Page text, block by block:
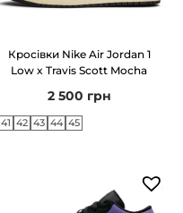
Кросівки Nike Air Jordan 1
Low x Travis Scott Mocha
2 500 грн
41 42 43 44 45